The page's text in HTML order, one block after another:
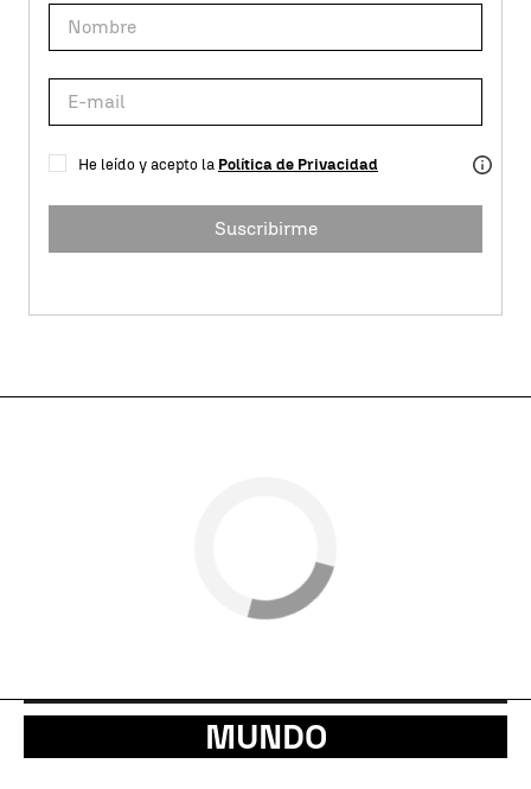
He leído y acepto la Política de Privacidad
Suscribirme
MUNDO